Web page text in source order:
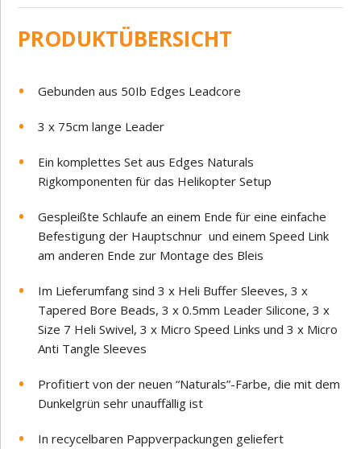
PRODUKTÜBERSICHT
Gebunden aus 50Ib Edges Leadcore
3 x 75cm lange Leader
Ein komplettes Set aus Edges Naturals
Rigkomponenten für das Helikopter Setup
Gespleißte Schlaufe an einem Ende für eine einfache
Befestigung der Hauptschnur und einem Speed Link
am anderen Ende zur Montage des Bleis
Im Lieferumfang sind 3 x Heli Buffer Sleeves, 3 x
Tapered Bore Beads, 3 x 0.5mm Leader Silicone, 3 x
Size 7 Heli Swivel, 3 x Micro Speed Links und 3 x Micro
Anti Tangle Sleeves
Profitiert von der neuen “Naturals”-Farbe, die mit dem
Dunkelgrün sehr unauffällig ist
In recycelbaren Pappverpackungen geliefert